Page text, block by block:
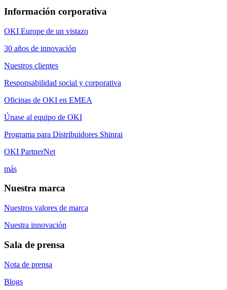
Información corporativa
OKI Europe de un vistazo
30 años de innovación
Nuestros clientes
Responsabilidad social y corporativa
Oficinas de OKI en EMEA
Únase al equipo de OKI
Programa para Distribuidores Shinrai
OKI PartnerNet
más
Nuestra marca
Nuestros valores de marca
Nuestra innovación
Sala de prensa
Nota de prensa
Blogs